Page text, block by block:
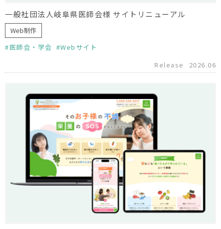
一般社団法人岐阜県医師会様 サイトリニューアル
Web制作
医師会・学会
Webサイト
Release
2026.06